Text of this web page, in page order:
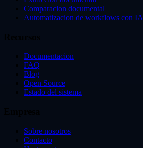
Comparacion documental
Automatizacion de workflows con IA
Documentacion
FAQ
Blog
Open Source
Estado del sistema
Sobre nosotros
Contacto